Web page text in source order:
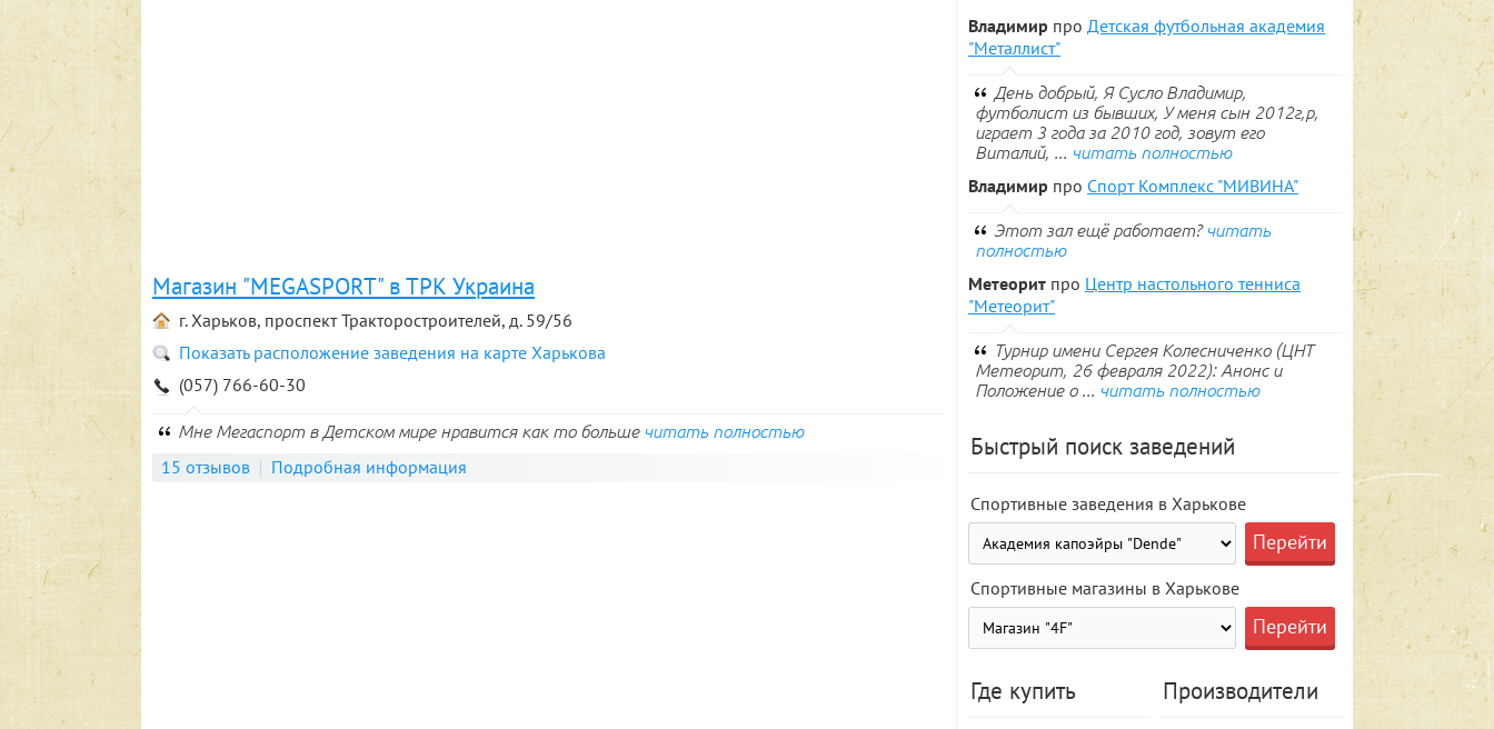
Магазин "MEGASPORT" в ТРК Украина
г. Харьков, проспект Тракторостроителей, д. 59/56
Показать расположение заведения на карте Харькова
(057) 766-60-30
Мне Мегаспорт в Детском мире нравится как то больше читать полностью
15 отзывов Подробная информация
Владимир про Детская футбольная академия
"Металлист"
День добрый, Я Сусло Владимир,
футболист из бывших, У меня сын 2012г,р,
играет 3 года за 2010 год, зовут его
Виталий, ... читать полностью
Владимир про Спорт Комплекс "МИВИНА"
Этот зал ещё работает? читать
полностью
Метеорит про Центр настольного тенниса
"Метеорит"
Турнир имени Сергея Колесниченко (ЦНТ
Метеорит, 26 февраля 2022): Анонс и
Положение о ... читать полностью
Быстрый поиск заведений
Спортивные заведения в Харькове
Спортивные магазины в Харькове
Где купить Производители